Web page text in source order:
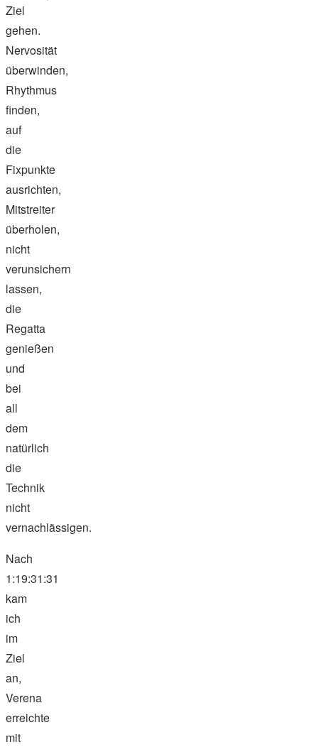
Ziel
gehen.
Nervosität
überwinden,
Rhythmus
finden,
auf
die
Fixpunkte
ausrichten,
Mitstreiter
überholen,
nicht
verunsichern
lassen,
die
Regatta
genießen
und
bei
all
dem
natürlich
die
Technik
nicht
vernachlässigen.
Nach
1:19:31:31
kam
ich
im
Ziel
an,
Verena
erreichte
mit